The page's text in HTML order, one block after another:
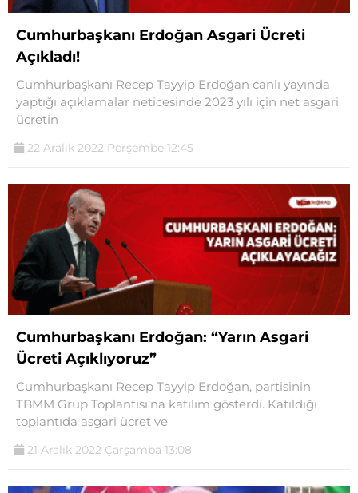
Cumhurbaşkanı Erdoğan Asgari Ücreti
Açıkladı!
Cumhurbaşkanı Recep Tayyip Erdoğan canlı yayında
yaptığı açıklamalar neticesinde 2023 yılı için net asgari
ücretin
22 Aralık 2022 Perşembe 12:45
Cumhurbaşkanı Erdoğan: “Yarın Asgari
Ücreti Açıklıyoruz”
Cumhurbaşkanı Recep Tayyip Erdoğan, partisinin
TBMM Grup Toplantısı‘na katılım gösterdi. Katıldığı
toplantıda asgari ücret ve
21 Aralık 2022 Çarşamba 13:08